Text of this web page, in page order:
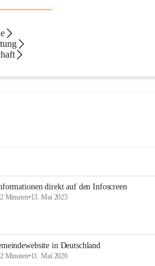
direkt auf den Infoscreen
Minuten•13. Mai 2025
in Deutschland
Minuten•11. Mai 2026